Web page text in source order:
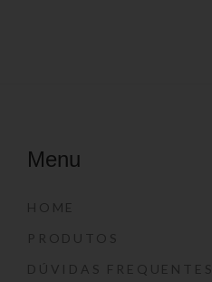
Menu
HOME
PRODUTOS
DÚVIDAS FREQUENTES